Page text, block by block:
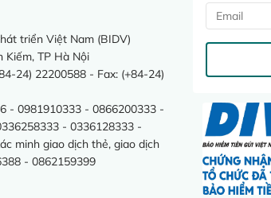
triển Việt Nam (BIDV)
Kiếm, TP Hà Nội
24) 22200588 - Fax: (+84-24)
- 0981910333 - 0866200333 -
- 0336128333 -
minh giao dịch thẻ, giao dịch
- 0862159399